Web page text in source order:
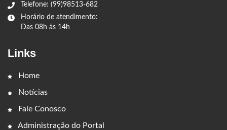
Telefone: (99)98513-682
Horário de atendimento:
Das 08h ás 14h
Links
Home
Notícias
Fale Conosco
Administração do Portal